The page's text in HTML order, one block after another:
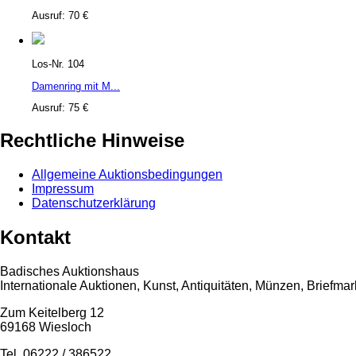
Ausruf: 70 €
Los-Nr. 104
Damenring mit M...
Ausruf: 75 €
Rechtliche Hinweise
Allgemeine Auktionsbedingungen
Impressum
Datenschutzerklärung
Kontakt
Badisches Auktionshaus
Internationale Auktionen, Kunst, Antiquitäten, Münzen,
Zum Keitelberg 12
69168 Wiesloch